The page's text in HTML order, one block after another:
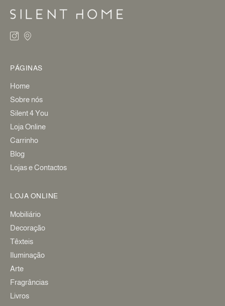
PÁGINAS
Home
Sobre nós
Silent 4 You
Loja Online
Carrinho
Blog
Lojas e Contactos
LOJA ONLINE
Mobiliário
Decoração
Têxteis
Iluminação
Arte
Fragrâncias
Livros